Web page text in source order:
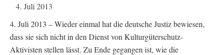
4. Juli 2013
4. Juli 2013 – Wieder einmal hat die deutsche Justiz bewiesen,
dass sie sich nicht in den Dienst von Kulturgüterschutz-
Aktivisten stellen lässt. Zu Ende gegangen ist, wie die